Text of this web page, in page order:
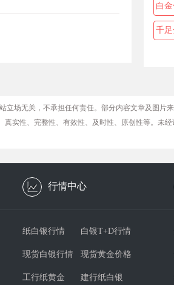
白
千
场无关，不承担任何责任。部分内容文章及图片
实性、完整性、有效性、及时性、原创性等。未
行情中心
纸白银行情 白银T+D行情
现货白银行情 现货黄金价格
工行纸黄金 建行纸白银